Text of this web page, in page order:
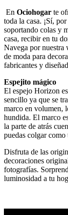
En Ociohogar te
toda la casa. ¡Sí,
soportando colas y
casa, recibir en tu
Navega por nuestra
de moda para
fabricantes y
Espejito mágico
El espejo Horizon
sencillo ya que se
marco en volumen,
hundida. El marco
la parte de atrás
puedas colgar como
Disfruta de las
decoraciones
fotografías.
luminosidad a tu